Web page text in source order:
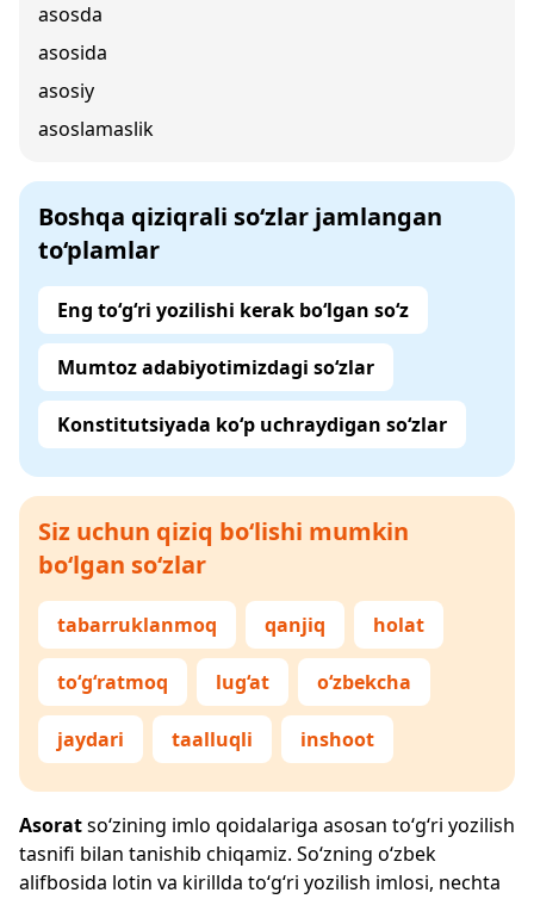
asosda
asosida
asosiy
asoslamaslik
Boshqa qiziqrali so‘zlar jamlangan
to‘plamlar
Eng to‘g‘ri yozilishi kerak bo‘lgan so‘z
Mumtoz adabiyotimizdagi so‘zlar
Konstitutsiyada ko‘p uchraydigan so‘zlar
Siz uchun qiziq bo‘lishi mumkin
bo‘lgan so‘zlar
tabarruklanmoq qanjiq holat
to‘g‘ratmoq lug‘at o‘zbekcha
jaydari taalluqli inshoot
Asoratso‘zining imlo qoidalariga asosan to‘g‘ri yozilish
tasnifi bilan tanishib chiqamiz. So‘zning o‘zbek
alifbosida lotin va kirillda to‘g‘ri yozilish imlosi, nechta